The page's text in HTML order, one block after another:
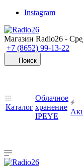
Instagram
Магазин Radio26 -
+7 (8652) 99-13-22
Поиск
Каталог
Облачное
хранение
IPEYE